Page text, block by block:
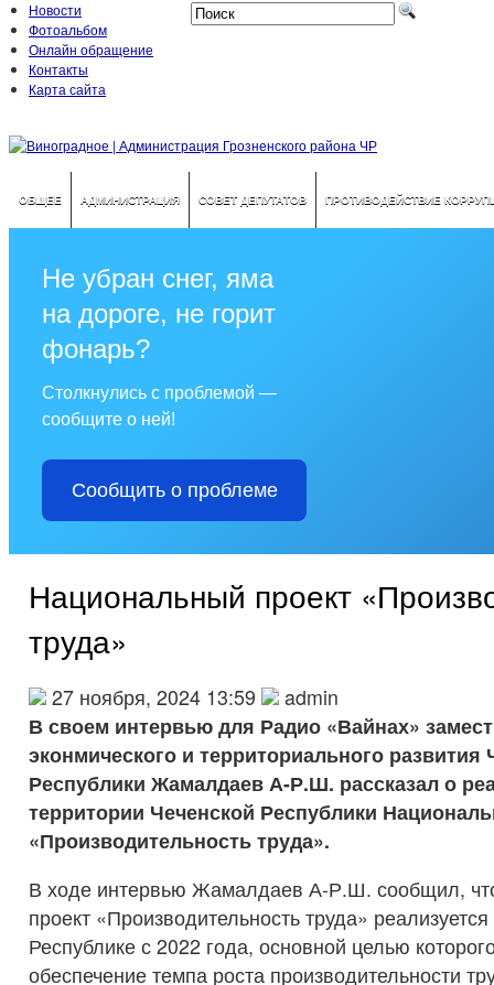
Новости
Фотоальбом
Онлайн обращение
Контакты
Карта сайта
ОБЩЕЕ АДМИНИСТРАЦИЯ СОВЕТ ДЕПУТАТОВ ПРОТИВОДЕЙСТВИЕ
Не убран снег, яма
на дороге, не горит
фонарь?
Столкнулись с проблемой —
сообщите о ней!
Сообщить о проблеме
Национальный проект
труда»
27 ноября, 2024 13:59
admin
В своем интервью для Радио «Вайнах»
эконмического и территориального развития
Республики Жамалдаев А-Р.Ш. рассказал о
территории Чеченской Республики
«Производительность труда».
В ходе интервью Жамалдаев А-Р.Ш. сообщил,
проект «Производительность труда»
Республике с 2022 года, основной целью
обеспечение темпа роста производительности